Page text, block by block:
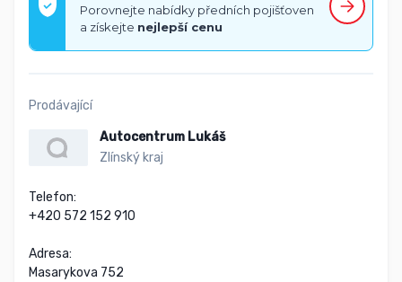
Porovnejte nabídky předních pojišťoven
a získejte nejlepší cenu
Prodávající
Autocentrum Lukáš
Zlínský kraj
Telefon:
+420 572 152 910
Adresa:
Masarykova 752